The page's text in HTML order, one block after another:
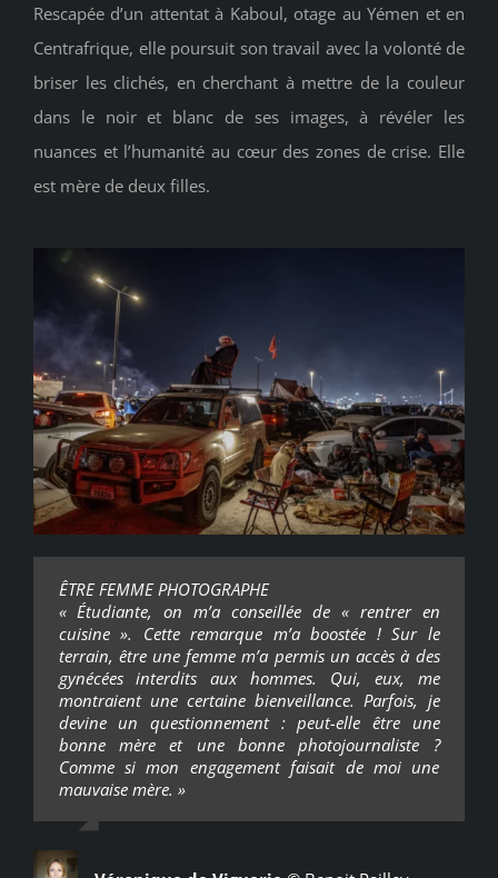
Rescapée d’un attentat à Kaboul, otage au Yémen et en
Centrafrique, elle poursuit son travail avec la volonté de
briser les clichés, en cherchant à mettre de la couleur
dans le noir et blanc de ses images, à révéler les
nuances et l’humanité au cœur des zones de crise. Elle
est mère de deux filles.
ÊTRE FEMME PHOTOGRAPHE
« Étudiante, on m’a conseillée de « rentrer en
cuisine ». Cette remarque m’a boostée ! Sur le
terrain, être une femme m’a permis un accès à des
gynécées interdits aux hommes. Qui, eux, me
montraient une certaine bienveillance. Parfois, je
devine un questionnement : peut-elle être une
bonne mère et une bonne photojournaliste ?
Comme si mon engagement faisait de moi une
mauvaise mère. »